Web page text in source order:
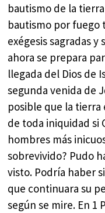
bautismo de la
bautismo por fuego
exégesis sagradas y
ahora se prepara
llegada del Dios de
segunda venida de
posible que la
de toda iniquidad si
hombres más
sobrevivido? Pudo
visto. Podría haber
que continuara su
según se mire. En 1